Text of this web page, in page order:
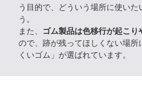
う目的で、どういう場所に使いた
う。
また、
ゴム製品は色移行が起こり
ので、跡が残ってほしくない場所
くいゴム」が選ばれています。